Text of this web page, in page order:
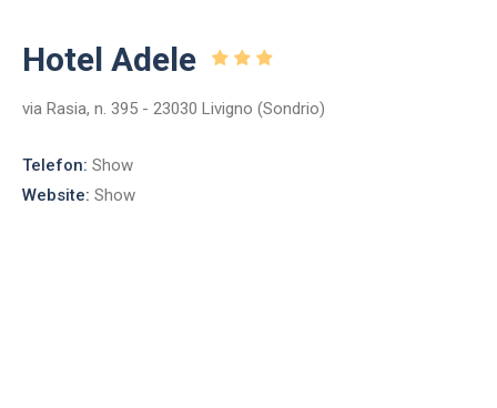
Hotel Adele
via Rasia, n. 395 - 23030 Livigno (Sondrio)
Telefon: Show
Website: Show